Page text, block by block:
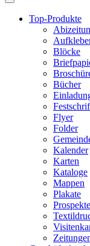
Toggle
navigationTop-Produkte
Blöcke
Bücher
Flyer
Folder
Kalender
Karten
Kataloge
Mappen
Plakate
Prospekte